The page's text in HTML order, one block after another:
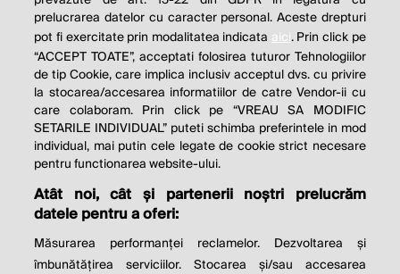
BUSINESS IS TO INCREASE ITS
PROFITS.
Milton Friedman
© 2026 Profit.ro. Toate drepturile rezervate.
Dezvoltat de1616.ro
Contact Publicitate
Politica de cookie Politica de
confidențialitate
Setări cookies
prelucrarea datelor cu caracter personal. Aceste drepturi
pot fi exercitate prin modalitatea indicata aici. Prin click pe
“ACCEPT TOATE”, acceptati folosirea tuturor Tehnologiilor
de tip Cookie, care implica inclusiv acceptul dvs. cu privire
la stocarea/accesarea informatiilor de catre Vendor-ii cu
care colaboram. Prin click pe “VREAU SA MODIFIC
SETARILE INDIVIDUAL” puteti schimba preferintele in mod
individual, mai putin cele legate de cookie strict necesare
pentru functionarea website-ului.
Atât noi, cât și partenerii noștri prelucrăm
datele pentru a oferi:
Măsurarea performanței reclamelor. Dezvoltarea și
îmbunătățirea serviciilor. Stocarea și/sau accesarea